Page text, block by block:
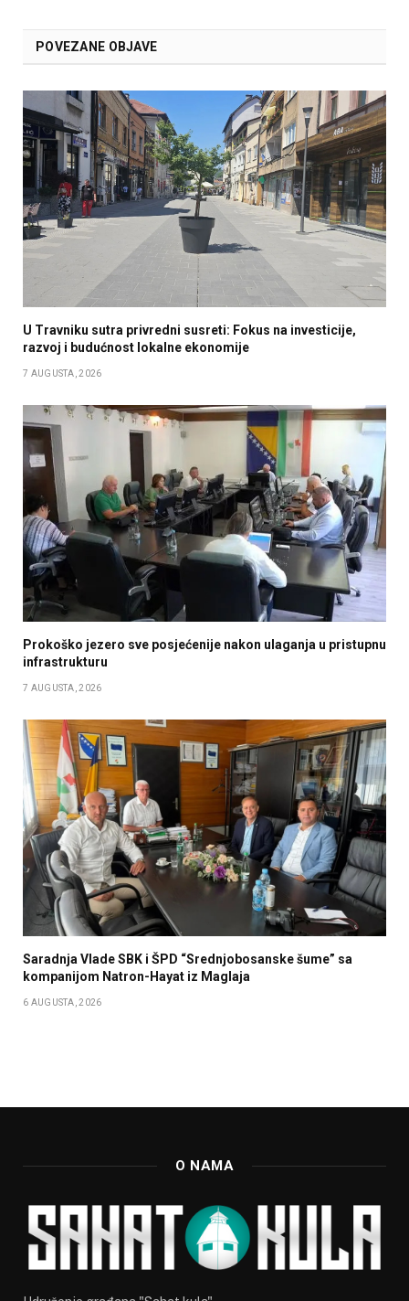
POVEZANE OBJAVE
U Travniku sutra privredni susreti: Fokus na investicije,
razvoj i budućnost lokalne ekonomije
7 AUGUSTA, 2026
Prokoško jezero sve posjećenije nakon ulaganja u pristupnu
infrastrukturu
7 AUGUSTA, 2026
Saradnja Vlade SBK i ŠPD “Srednjobosanske šume” sa
kompanijom Natron-Hayat iz Maglaja
6 AUGUSTA, 2026
O NAMA